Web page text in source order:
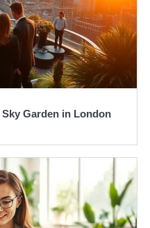
Garden in London